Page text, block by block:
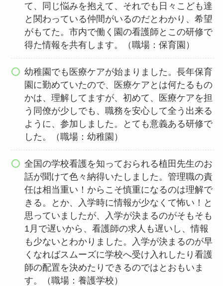
て、同じ悩みを抱えて、それでも日々こども達
と関わっている仲間がいるのだとわかり、希望
がもてた。市内で働く園の看護師とこの研修で
得た情報を共有します。（職場：保育園）
幼稚園でも医療ケアが始まりました。長年保育
園に勤めていたので、医療ケアとは何たるもの
かは、理解してますが、初めて、医療ケアを担
う同僚が少しでも、職務を安心して全う出来る
ように、参加しました。とても意義ある研修で
した。（職場：幼稚園）
全国の学校看護を知っておられる植田先生のお
話が聞けて色々納得いたしました。管理職の責
任は相当重い！からこそ慎重になるのは理解で
きる。とか、入学時に情報が少なくて怖い！と
思っていましたが、入学が決まるのがそもそも
1月で遅いから、看護師の求人も遅いし、情報
も少ないとわかりました。入学が決まるのが早
くなればスムーズに学校へ受け入れしたり看護
師の配置を決めたりできるのではとおもいま
す。（職場：養護学校）